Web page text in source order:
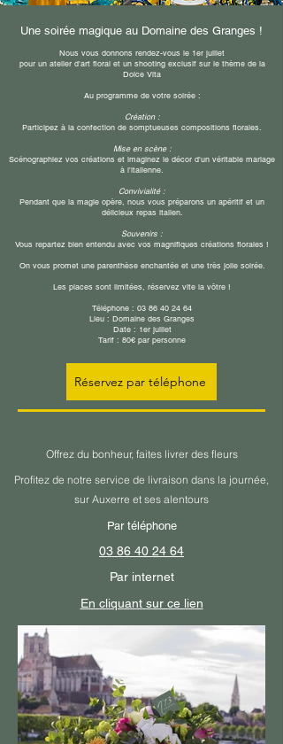
Une soirée magique au Domaine des Granges !
Nous vous donnons rendez-vous le 1er juillet
pour un atelier d'art floral et un shooting exclusif sur le thème de la
Dolce Vita
​Au programme de votre soirée :
​Création :
Participez à la confection de somptueuses compositions florales.
​Mise en scène :
Scénographiez vos créations et imaginez le décor d'un véritable mariage
à l'italienne.
​Convivialité :
Pendant que la magie opère, nous vous préparons un apéritif et un
délicieux repas italien.
Souvenirs :
Vous repartez bien entendu avec vos magnifiques créations florales !
​On vous promet une parenthèse enchantée et une très jolie soirée.
​Les places sont limitées, réservez vite la vôtre !
​Téléphone : 03 86 40 24 64
​Lieu : Domaine des Granges
​Date : 1er juillet
Tarif : 80€ par personne
Réservez par téléphone
Offrez du bonheur, faites livrer des fleurs
Profitez de notre service de livraison dans la journée,
sur Auxerre et ses alentours
Par téléphone
03 86 40 24 64
Par internet
En cliquant sur ce lien